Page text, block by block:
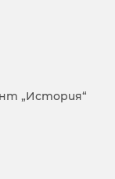
„История“